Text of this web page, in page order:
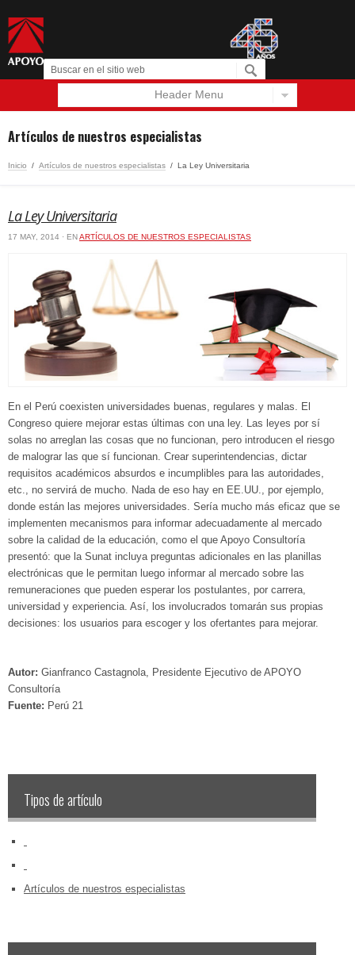
Header Menu
Artículos de nuestros especialistas
Inicio / Artículos de nuestros especialistas / La Ley Universitaria
La Ley Universitaria
17 MAY, 2014 · ENARTÍCULOS DE NUESTROS ESPECIALISTAS
En el Perú coexisten universidades buenas, regulares y malas. El
Congreso quiere mejorar estas últimas con una ley. Las leyes por sí
solas no arreglan las cosas que no funcionan, pero introducen el riesgo
de malograr las que sí funcionan. Crear superintendencias, dictar
requisitos académicos absurdos e incumplibles para las autoridades,
etc., no servirá de mucho. Nada de eso hay en EE.UU., por ejemplo,
donde están las mejores universidades. Sería mucho más eficaz que se
implementen mecanismos para informar adecuadamente al mercado
sobre la calidad de la educación, como el que Apoyo Consultoría
presentó: que la Sunat incluya preguntas adicionales en las planillas
electrónicas que le permitan luego informar al mercado sobre las
remuneraciones que pueden esperar los postulantes, por carrera,
universidad y experiencia. Así, los involucrados tomarán sus propias
decisiones: los usuarios para escoger y los ofertantes para mejorar.
Autor: Gianfranco Castagnola, Presidente Ejecutivo de APOYO
Consultoría
Fuente: Perú 21
Tipos de artículo
Artículos de nuestros especialistas